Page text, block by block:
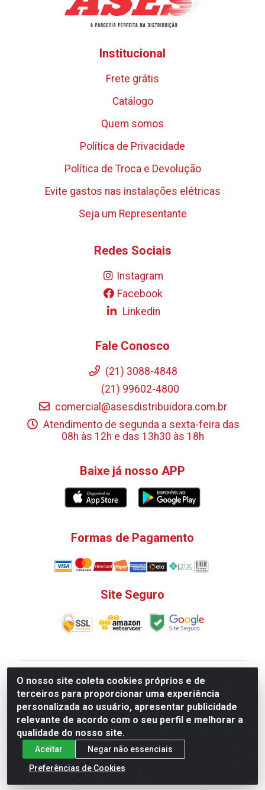
O nosso site coleta cookies próprios e de
terceiros para proporcionar uma experiência
personalizada ao usuário, apresentar publicidade
relevante de acordo com o seu perfil e melhorar a
qualidade do nosso site.
Aceitar
Negar não essenciais
Preferências de Cookies
Institucional
Frete grátis
Catálogo
Quem somos
Política de Privacidade
Política de Troca e Devolução
Evite gastos nas instalações elétricas
Seja um Representante
Redes Sociais
Instagram
Facebook
Linkedin
Fale Conosco
(21) 3088-4848
(21) 99602-4800
comercial@asesdistribuidora.com.br
Atendimento de segunda a sexta-feira das
08h às 12h e das 13h30 às 18h
Baixe já nosso APP
Formas de Pagamento
Site Seguro
V. C. Ferragens LTDA - Rua do Matoso, 132 - Praça da
Bandeira, Rio de Janeiro/ RJ - CEP 20.270-135 - CNPJ
12.324.723/0001-25
Todas as regras de promoções, descontos, preços e
prazos de pagamento e entrega expostos aqui são
válidos apenas para compras via internet. Preços e
estoque sujeito a alterações sem aviso prévio.